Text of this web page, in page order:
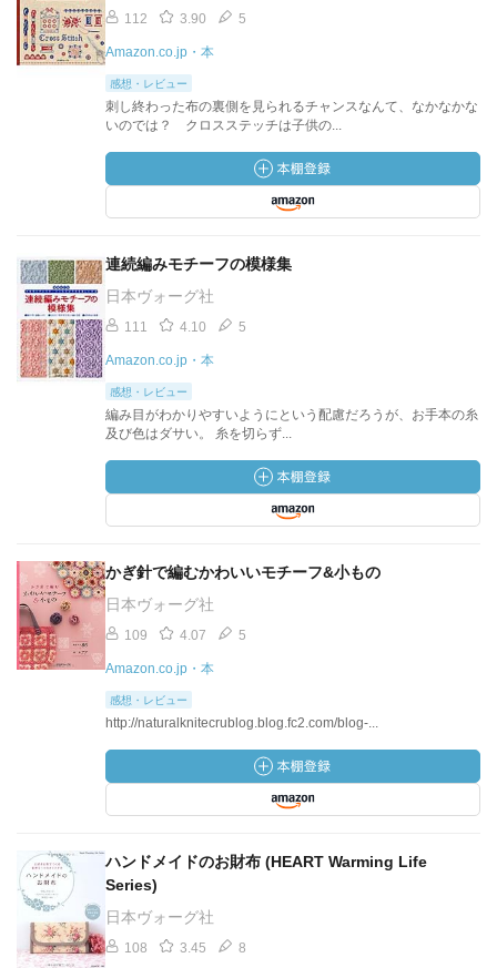
112 3.90 5
Amazon.co.jp・本
感想・レビュー
刺し終わった布の裏側を見られるチャンスなんて、なかなかな
いのでは？ クロスステッチは子供の...
連続編みモチーフの模様集
日本ヴォーグ社
111 4.10 5
Amazon.co.jp・本
感想・レビュー
編み目がわかりやすいようにという配慮だろうが、お手本の糸
及び色はダサい。 糸を切らず...
かぎ針で編むかわいいモチーフ&小もの
日本ヴォーグ社
109 4.07 5
Amazon.co.jp・本
感想・レビュー
http://naturalknitecrublog.blog.fc2.com/blog-...
ハンドメイドのお財布 (HEART Warming Life
Series)
日本ヴォーグ社
108 3.45 8